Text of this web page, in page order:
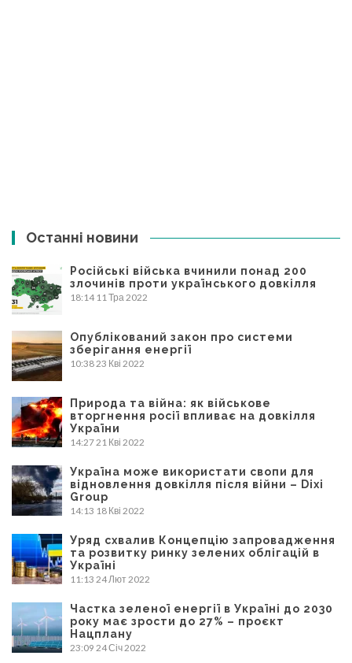
Останні новини
Російські війська вчинили понад 200
злочинів проти українського довкілля
18:14 11 Тра 2022
Опублікований закон про системи
зберігання енергії
10:38 23 Кві 2022
Природа та війна: як військове
вторгнення росії впливає на довкілля
України
14:27 21 Кві 2022
Україна може використати свопи для
відновлення довкілля після війни – Dixi
Group
14:13 18 Кві 2022
Уряд схвалив Концепцію запровадження
та розвитку ринку зелених облігацій в
Україні
11:13 24 Лют 2022
Частка зеленої енергії в Україні до 2030
року має зрости до 27% – проєкт
Нацплану
23:09 24 Січ 2022